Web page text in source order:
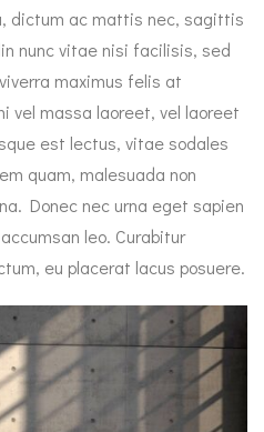
dictum ac mattis nec, sagittis
nunc vitae nisi facilisis, sed
maximus felis at
vel massa laoreet, vel laoreet
est lectus, vitae sodales
quam, malesuada non
Donec nec urna eget sapien
leo. Curabitur
eu placerat lacus posuere.